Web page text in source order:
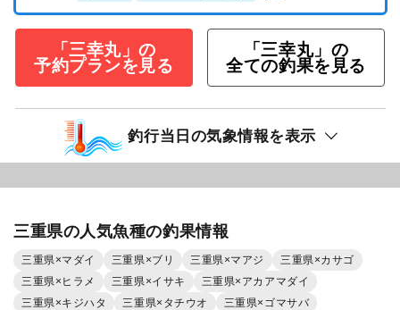
「三幸丸」の
予約プランを見る
「三幸丸」の
全ての釣果を見る
釣行当日の気象情報を表示
三重県の人気魚種の釣果情報
三重県×マダイ 三重県×ブリ 三重県×マアジ
三重県×カサゴ
三重県×ヒラメ
三重県×イサキ
三重県×アカアマダイ
三重県×キジハタ
三重県×タチウオ
三重県×ゴマサバ